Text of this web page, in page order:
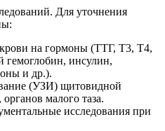
Для уточнения
на гормоны (ТТГ, Т3, Т4,
гемоглобин, инсулин,
и др.).
(УЗИ) щитовидной
малого таза.
исследования при